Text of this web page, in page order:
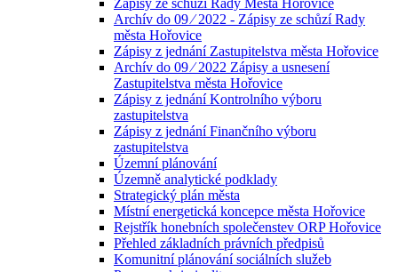
Zápisy ze schůzí Rady Města Hořovice
Archív do 09 ⁄ 2022 - Zápisy ze schůzí Rady
města Hořovice
Zápisy z jednání Zastupitelstva města Hořovice
Archív do 09 ⁄ 2022 Zápisy a usnesení
Zastupitelstva města Hořovice
Zápisy z jednání Kontrolního výboru
zastupitelstva
Zápisy z jednání Finančního výboru
zastupitelstva
Územní plánování
Územně analytické podklady
Strategický plán města
Místní energetická koncepce města Hořovice
Rejstřík honebních společenstev ORP Hořovice
Přehled základních právních předpisů
Komunitní plánování sociálních služeb